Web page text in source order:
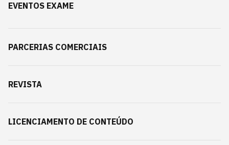
EVENTOS EXAME
PARCERIAS COMERCIAIS
REVISTA
LICENCIAMENTO DE CONTEÚDO